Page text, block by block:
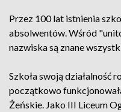
Przez 100 lat istnienia
absolwentów. Wśród
nazwiska są znane
Szkoła swoją działalność
początkowo
Żeńskie. Jako III Liceum